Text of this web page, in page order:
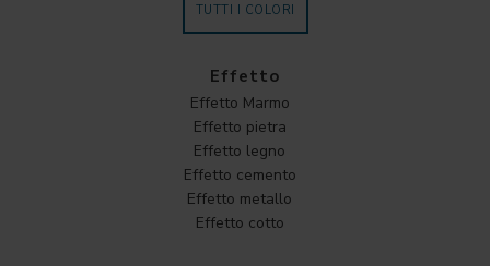
TUTTI I COLORI
Effetto
Effetto Marmo
Effetto pietra
Effetto legno
Effetto cemento
Effetto metallo
Effetto cotto